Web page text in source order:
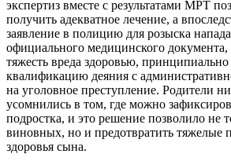
экспертиз вместе с результатами МРТ
получить адекватное лечение, а
заявление в полицию для розыска
официального медицинского
тяжесть вреда здоровью,
квалификацию деяния с
на уголовное преступление. Родители
усомнились в том, где можно
подростка, и это решение позволило не
виновных, но и предотвратить тяжелые
здоровья сына.